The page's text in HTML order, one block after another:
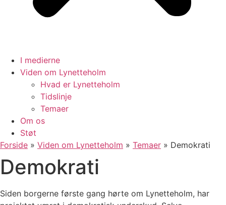
I medierne
Viden om Lynetteholm
Hvad er Lynetteholm
Tidslinje
Temaer
Om os
Støt
Forside » Viden om Lynetteholm » Temaer » Demokrati
Demokrati
Siden borgerne første gang hørte om Lynetteholm, har